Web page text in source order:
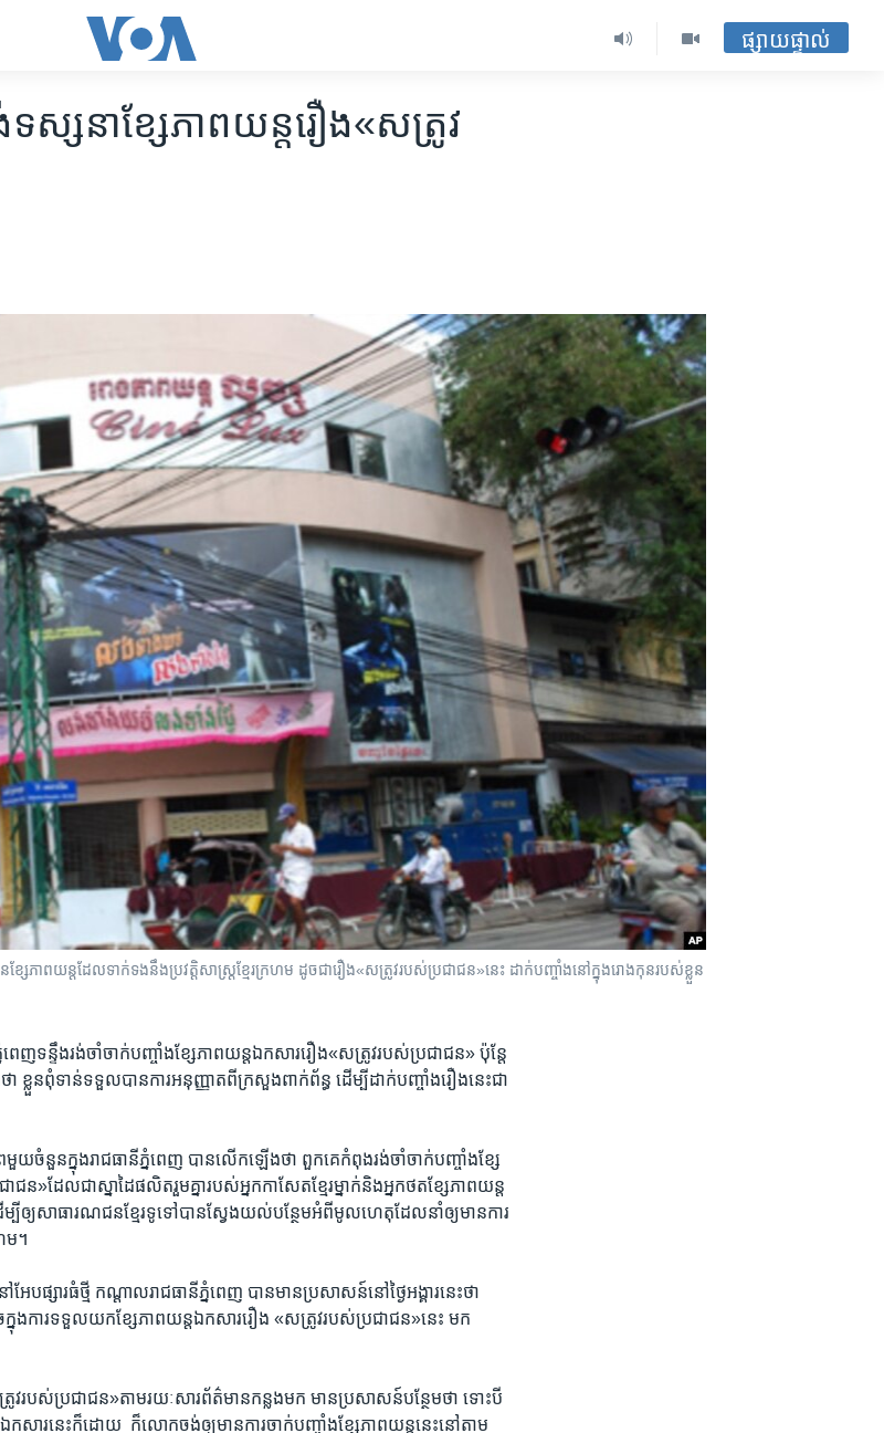
ផ្សាយផ្ទាល់
សនា​ខ្សែ​ភាពយន្ត​រឿង​«សត្រូវ​
សែ​ភាពយន្ត​ដែល​ទាក់ទង​នឹង​ប្រវត្តិសាស្ត្រ​ខ្មែរក្រហម​ ​ដូចជា​រឿង​«សត្រូវ​របស់​ប្រជាជន​»​នេះ​ ​ដាក់​បញ្ចាំង​នៅក្នុង​រោងកុន​របស់​ខ្លួន​​
េញ​ទន្ទឹង​រង់ចាំ​ចាក់​បញ្ចាំង​ខ្សែ​ភាពយន្ត​ឯកសារ​រឿង​«សត្រូវ​របស់​ប្រជាជន»​ ប៉ុន្តែ​
ខ្លួន​ពុំ​ទាន់​ទទួល​បាន​ការអនុញ្ញាត​ពី​ក្រសួង​ពាក់​ព័ន្ធ​ ដើម្បី​ដាក់​បញ្ចាំង​រឿង​នេះ​ជា​
យ​ចំនួន​ក្នុង​រាជធានី​ភ្នំពេញ ​បាន​លើកឡើង​ថា​ ​ពួកគេ​កំពុង​រង់ចាំ​ចាក់​បញ្ចាំង​ខ្សែ​
ន»​ដែល​ជា​ស្នាដៃ​ផលិត​រួមគ្នា​របស់​អ្នកកាសែត​ខ្មែរ​ម្នាក់​និង​អ្នក​ថត​ខ្សែ​ភាពយន្ត​
ម្បី​ឲ្យ​សាធារណ​ជន​ខ្មែរ​ទូទៅ​បាន​ស្វែង​យល់​បន្ថែម​អំពី​មូលហេតុ​ដែល​នាំ​ឲ្យ​មាន​ការ​
ម។
ផ្សារ​ធំ​ថ្មី ​កណ្ដាល​រាជធានី​ភ្នំពេញ​ ​បាន​មាន​ប្រសាសន៍​នៅ​ថ្ងៃ​អង្គារ​នេះ​ថា
នុង​ការ​ទទួល​យក​ខ្សែ​ភាពយន្ត​ឯកសារ​រឿង​ «សត្រូវ​របស់​ប្រជាជន»​នេះ ​មក​
របស់​ប្រជាជន»​តាមរយៈ​សារព័ត៌មាន​កន្លងមក​ មាន​ប្រសាសន៍​បន្ថែម​ថា ​ទោះ​បី​
សារ​នេះ​ក៏​ដោយ​ ​ ក៏​លោក​ចង់​ឲ្យ​មាន​ការ​ចាក់​បញ្ចាំង​ខ្សែ​ភាពយន្ត​នេះ​នៅ​តាម​